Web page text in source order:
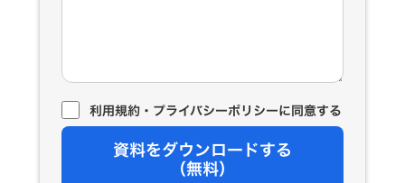
利用規約・ プライバシーポリシーに同意する
資料をダウンロードする
（無料）